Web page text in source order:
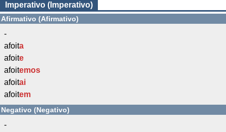
Imperativo (Imperativo)
Afirmativo (Afirmativo)
-
afoita
afoite
afoitemos
afoitai
afoitem
Negativo (Negativo)
-